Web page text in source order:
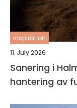
inspiration
11. July 2026
Sanering i
hantering av